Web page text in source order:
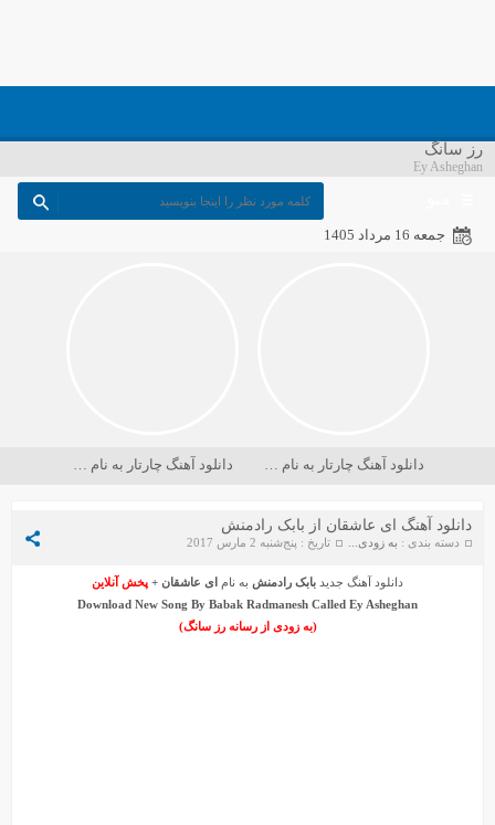
رز سانگ
Ey Asheghan
جمعه 16 مرداد 1405
دانلود آهنگ چارتار به نام در حسرت ماه دانلود آهنگ چارتار به نام دریا کجاست
دانلود آهنگ ای عاشقان از بابک رادمنش
دسته بندی : به زودی... تاریخ : پنج‌شنبه 2 مارس 2017
دانلود آهنگ جدید بابک رادمنش به نام ای عاشقان + پخش آنلاین
Download New Song By Babak Radmanesh Called Ey Asheghan
(به زودی از رسانه رز سانگ)